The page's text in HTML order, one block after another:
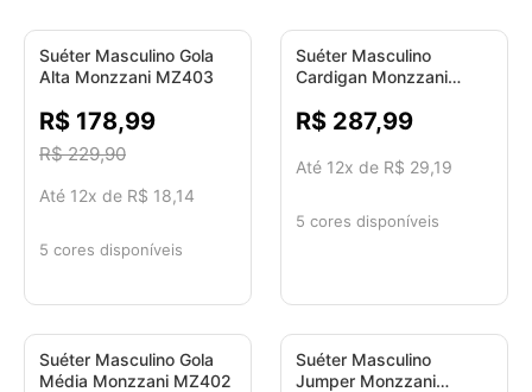
-22%
Suéter Masculino Gola
Alta Monzzani MZ403
R$ 178,99
R$ 229,90
Até 12x de R$ 18,14
5 cores disponíveis
Suéter Masculino
Cardigan Monzzani
R$ 287,99
Até 12x de R$ 29,19
5 cores disponíveis
Suéter Masculino Gola
Média Monzzani MZ402
Suéter Masculino
Jumper Monzzani